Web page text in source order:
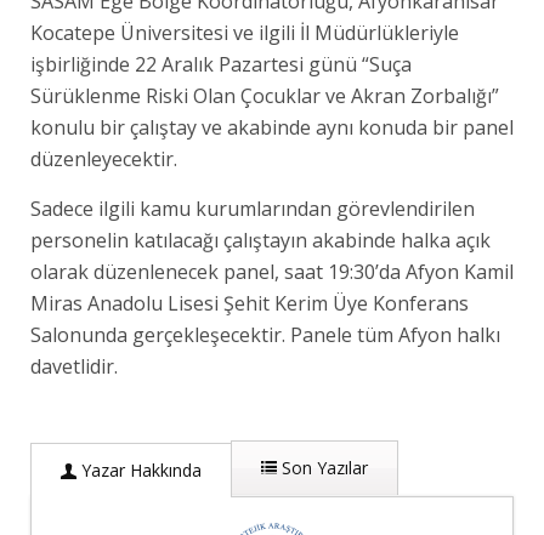
Kocatepe Üniversitesi ve ilgili İl Müdürlükleriyle
işbirliğinde 22 Aralık Pazartesi günü “Suça
Sürüklenme Riski Olan Çocuklar ve Akran Zorbalığı”
konulu bir çalıştay ve akabinde aynı konuda bir panel
düzenleyecektir.
Sadece ilgili kamu kurumlarından görevlendirilen
personelin katılacağı çalıştayın akabinde halka açık
olarak düzenlenecek panel, saat 19:30’da Afyon Kamil
Miras Anadolu Lisesi Şehit Kerim Üye Konferans
Salonunda gerçekleşecektir. Panele tüm Afyon halkı
davetlidir.
Yazar Hakkında Son Yazılar